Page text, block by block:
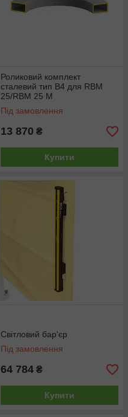
Роликовий комплект
сталевий тип B4 для RBM
25/RBM 25 M
Під замовлення
13 870 ₴
Купити
Світловий бар'єр
Під замовлення
64 784 ₴
Купити